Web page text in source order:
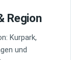
Region
Kurpark,
und